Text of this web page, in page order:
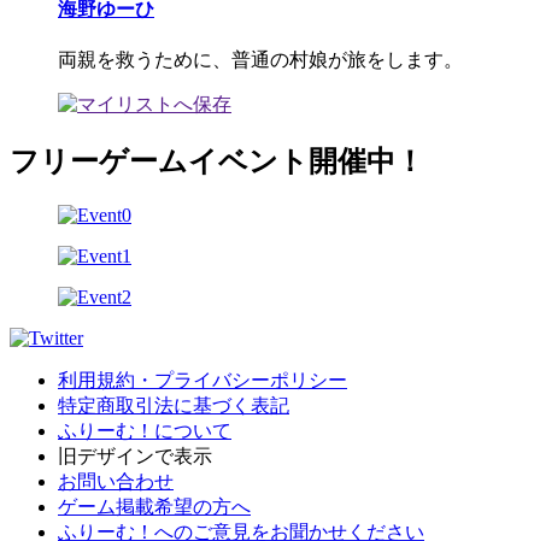
海野ゆーひ
両親を救うために、普通の村娘が旅をします。
フリーゲームイベント開催中！
利用規約・プライバシーポリシー
特定商取引法に基づく表記
ふりーむ！について
旧デザインで表示
お問い合わせ
ゲーム掲載希望の方へ
ふりーむ！へのご意見をお聞かせください